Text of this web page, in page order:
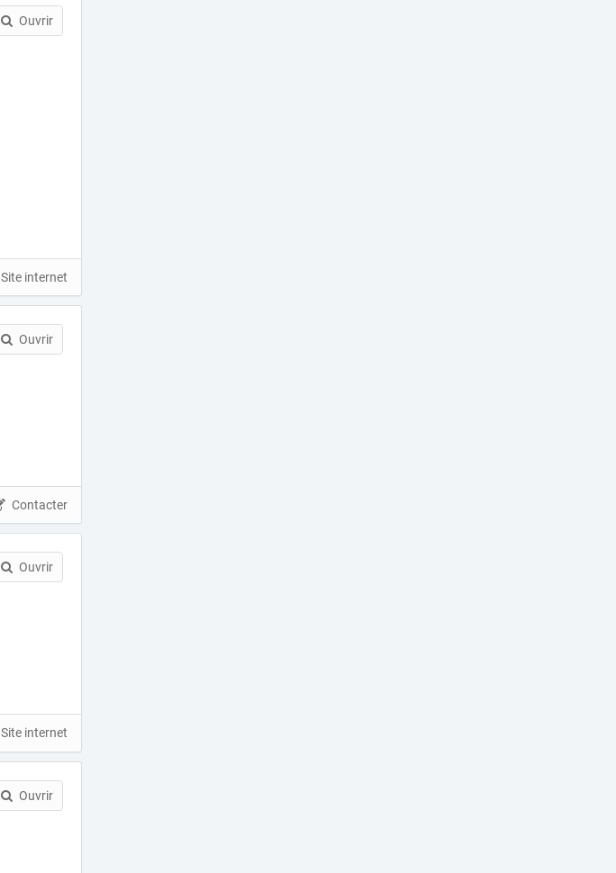
Ouvrir
Site internet
Ouvrir
Contacter
Ouvrir
Site internet
Ouvrir